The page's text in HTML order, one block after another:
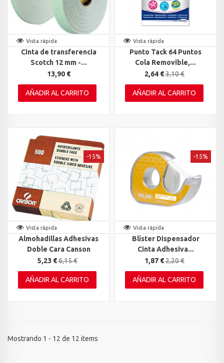
Vista rápida
Cinta de transferencia
Scotch 12 mm -...
13,90 €
AÑADIR AL CARRITO
Vista rápida
Punto Tack 64 Puntos
Cola Removible,...
2,64 €3,10 €
AÑADIR AL CARRITO
Vista rápida
Almohadillas Adhesivas
Doble Cara Canson
5,23 €6,15 €
-15%
AÑADIR AL CARRITO
Vista rápida
Blíster Dispensador
Cinta Adhesiva...
1,87 €2,20 €
-15%
AÑADIR AL CARRITO
Mostrando 1 - 12 de 12 items